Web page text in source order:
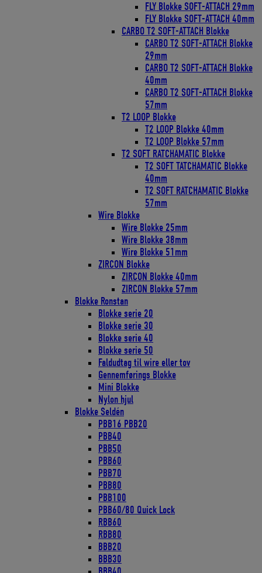
FLY Blokke SOFT-ATTACH 29mm
FLY Blokke SOFT-ATTACH 40mm
CARBO T2 SOFT-ATTACH Blokke
CARBO T2 SOFT-ATTACH Blokke
29mm
CARBO T2 SOFT-ATTACH Blokke
40mm
CARBO T2 SOFT-ATTACH Blokke
57mm
T2 LOOP Blokke
T2 LOOP Blokke 40mm
T2 LOOP Blokke 57mm
T2 SOFT RATCHAMATIC Blokke
T2 SOFT TATCHAMATIC Blokke
40mm
T2 SOFT RATCHAMATIC Blokke
57mm
Wire Blokke
Wire Blokke 25mm
Wire Blokke 38mm
Wire Blokke 51mm
ZIRCON Blokke
ZIRCON Blokke 40mm
ZIRCON Blokke 57mm
Blokke Ronstan
Blokke serie 20
Blokke serie 30
Blokke serie 40
Blokke serie 50
Faldudtag til wire eller tov
Gennemførings Blokke
Mini Blokke
Nylon hjul
Blokke Seldén
PBB16 PBB20
PBB40
PBB50
PBB60
PBB70
PBB80
PBB100
PBB60/80 Quick Lock
RBB60
RBB80
BBB20
BBB30